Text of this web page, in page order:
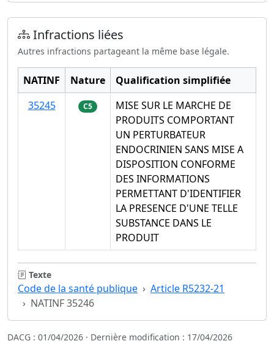
Infractions liées
Autres infractions partageant la même base légale.
NATINF Nature
Qualification simplifiée
35245
C5
MISE SUR LE MARCHE DE
PRODUITS COMPORTANT
UN PERTURBATEUR
ENDOCRINIEN SANS MISE A
DISPOSITION CONFORME
DES INFORMATIONS
PERMETTANT D'IDENTIFIER
LA PRESENCE D'UNE TELLE
SUBSTANCE DANS LE
PRODUIT
Texte
Code de la santé publique
Article R5232-21
NATINF 35246
DACG : 01/04/2026 · Dernière modification : 17/04/2026